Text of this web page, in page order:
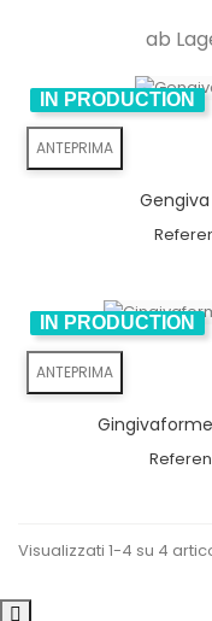
Avvitato direttamente ceramica
Niente più residui
ab
ANTEPRIMA
IN PRODUCTION
ANTEPRIMA
IN PRODUCTION
Visualizzati 1-4 su 4